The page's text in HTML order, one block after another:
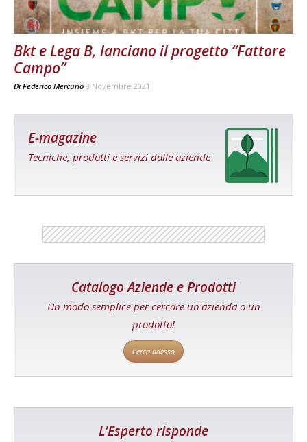
Bkt e Lega B, lanciano il progetto “Fattore
Campo”
Di Federico Mercurio 8 Novembre 2021
E-magazine
Tecniche, prodotti e servizi dalle aziende
Catalogo Aziende e Prodotti
Un modo semplice per cercare un'azienda o un
prodotto!
Cerca adesso
L'Esperto risponde